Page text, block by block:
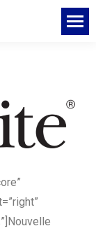
Nouvelle